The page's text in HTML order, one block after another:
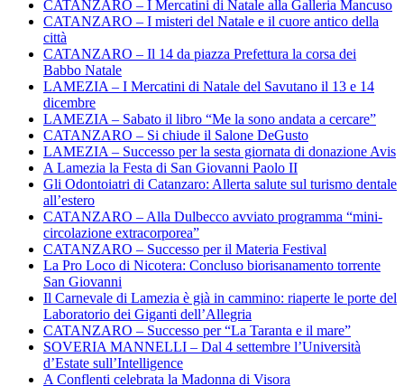
CATANZARO – I Mercatini di Natale alla Galleria Mancuso
CATANZARO – I misteri del Natale e il cuore antico della
città
CATANZARO – Il 14 da piazza Prefettura la corsa dei
Babbo Natale
LAMEZIA – I Mercatini di Natale del Savutano il 13 e 14
dicembre
LAMEZIA – Sabato il libro “Me la sono andata a cercare”
CATANZARO – Si chiude il Salone DeGusto
LAMEZIA – Successo per la sesta giornata di donazione Avis
A Lamezia la Festa di San Giovanni Paolo II
Gli Odontoiatri di Catanzaro: Allerta salute sul turismo dentale
all’estero
CATANZARO – Alla Dulbecco avviato programma “mini-
circolazione extracorporea”
CATANZARO – Successo per il Materia Festival
La Pro Loco di Nicotera: Concluso biorisanamento torrente
San Giovanni
Il Carnevale di Lamezia è già in cammino: riaperte le porte del
Laboratorio dei Giganti dell’Allegria
CATANZARO – Successo per “La Taranta e il mare”
SOVERIA MANNELLI – Dal 4 settembre l’Università
d’Estate sull’Intelligence
A Conflenti celebrata la Madonna di Visora